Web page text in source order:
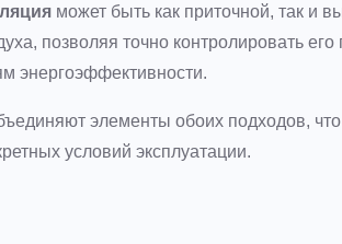
может быть как приточной, так и
позволяя точно контролировать его
энергоэффективности.
элементы обоих подходов, что
условий эксплуатации.